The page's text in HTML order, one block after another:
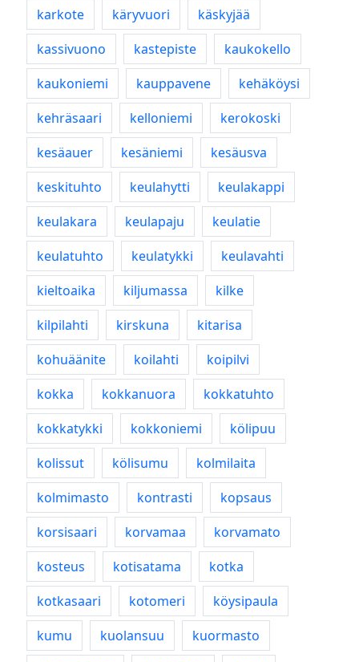
karkote
käryvuori
käskyjää
kassivuono
kastepiste
kaukokello
kaukoniemi
kauppavene
kehäköysi
kehräsaari
kelloniemi
kerokoski
kesäauer
kesäniemi
kesäusva
keskituhto
keulahytti
keulakappi
keulakara
keulapaju
keulatie
keulatuhto
keulatykki
keulavahti
kieltoaika
kiljumassa
kilke
kilpilahti
kirskuna
kitarisa
kohuäänite
koilahti
koipilvi
kokka
kokkanuora
kokkatuhto
kokkatykki
kokkoniemi
kölipuu
kolissut
kölisumu
kolmilaita
kolmimasto
kontrasti
kopsaus
korsisaari
korvamaa
korvamato
kosteus
kotisatama
kotka
kotkasaari
kotomeri
köysipaula
kumu
kuolansuu
kuormasto